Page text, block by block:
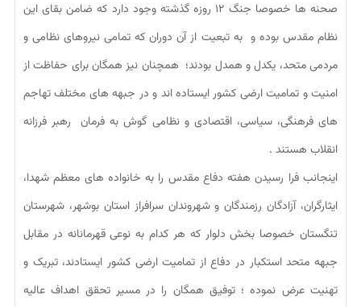
صحنه ها خصوصا جنگ ۱۲ روزه گذشته وجود دارد که ضامن بقای این
نظام مقدس بوده و به تبعیت از آن دوران که تمامی نیروهای نظامی و
مردمی متحد، یکدل و همدل بودند؛ همچنان نیز همگان برای حفاظت از
امنیت و تمامیت ارضی کشور ایستاده اند و در جبهه های مختلف تهاجم
های فرهنگی، سیاسی، اقتصادی و نظامی گوش به فرمان رهبر فرزانه
انقلاب هستند .
اینجانب فرا رسیدن هفته دفاع مقدس را به خانواده های معظم شهدا،
ایثارگران، آزادگان رزمندگان و شهروندان سرافراز استان بوشهر، شهرستان
تنگستان خصوصا بخش دلوار که هر کدام به نوعی قهرمانانه در مقابل
جبهه متحد استکبار در دفاع از تمامیت ارضی کشور ایستادند، تبریک و
تهنیت عرض نموده ؛ توفیق همگان را در مسیر تحقق اهداف عالیه